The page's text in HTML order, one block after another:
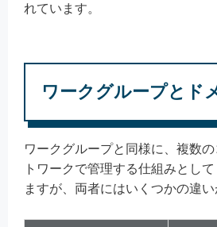
れています。
ワークグループとド
ワークグループと同様に、複数
トワークで管理する仕組みとし
ますが、両者にはいくつかの違い